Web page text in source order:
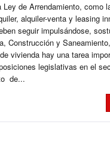
Ley de Arrendamiento, como
alquiler-venta y leasing
seguir impulsándose,
Construcción y
vivienda hay una tarea
legislativas en el
de...